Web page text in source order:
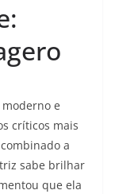
e
críticos mais
a
sabe brilhar
que ela